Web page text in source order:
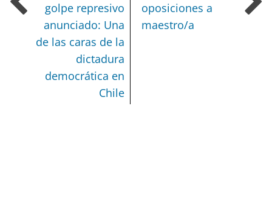
golpe represivo
anunciado: Una
de las caras de la
dictadura
democrática en
Chile
oposiciones a
maestro/a